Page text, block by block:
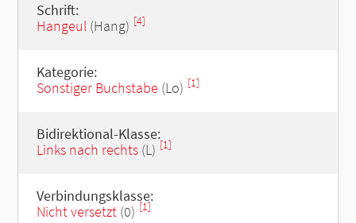
Schrift:
Hangeul(Hang) [4]
Kategorie:
Sonstiger Buchstabe (Lo) [1]
Bidirektional-Klasse:
Links nach rechts(L) [1]
Verbindungsklasse:
Nicht versetzt(0) [1]